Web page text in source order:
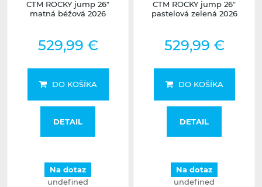
CTM ROCKY jump 26"
matná béžová 2026
529,99 €
DO KOŠÍKA
DETAIL
Na dotaz
undefined
CTM ROCKY jump 26"
pastelová zelená 2026
529,99 €
DO KOŠÍKA
DETAIL
Na dotaz
undefined